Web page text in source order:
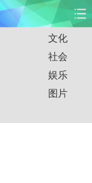
财经
教育
文化
社会
娱乐
图片